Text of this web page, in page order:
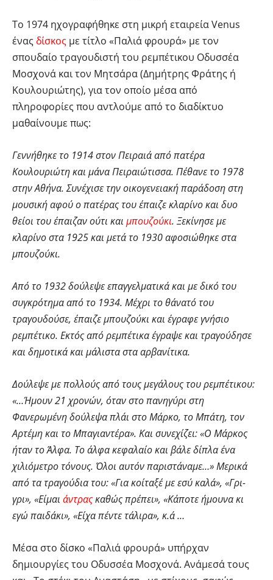
Το 1974 ηχογραφήθηκε στη μικρή εταιρεία Venus
ένας δίσκος με τίτλο «Παλιά φρουρά» με τον
σπουδαίο τραγουδιστή του ρεμπέτικου Οδυσσέα
Μοσχονά και τον Μητσάρα (Δημήτρης Φράτης ή
Κουλουριώτης), για τον οποίο μέσα από
πληροφορίες που αντλούμε από το διαδίκτυο
μαθαίνουμε πως:
Γεννήθηκε το 1914 στον Πειραιά από πατέρα
Κουλουριώτη και μάνα Πειραιώτισσα. Πέθανε το 1978
στην Αθήνα. Συνέχισε την οικογενειακή παράδοση στη
μουσική αφού ο πατέρας του έπαιζε κλαρίνο και δυο
θείοι του έπαιζαν ούτι και μπουζούκι. Ξεκίνησε με
κλαρίνο στα 1925 και μετά το 1930 αφοσιώθηκε στα
μπουζούκι.
Από το 1932 δούλεψε επαγγελματικά και με δικό του
συγκρότημα από το 1934. Μέχρι το θάνατό του
τραγουδούσε, έπαιζε μπουζούκι και έγραφε γνήσιο
ρεμπέτικο. Εκτός από ρεμπέτικα έγραψε και τραγούδησε
και δημοτικά και μάλιστα στα αρβανίτικα.
Δούλεψε με πολλούς από τους μεγάλους του ρεμπέτικου:
«…Ήμουν 21 χρονών, όταν στο πανηγύρι στη
Φανερωμένη δούλεψα πλάι στο Μάρκο, το Μπάτη, τον
Αρτέμη και το Μπαγιαντέρα». Και συνεχίζει: «Ο Μάρκος
ήταν το Άλφα. Το άλφα κεφαλαίο και βάλε δίπλα ένα
χιλιόμετρο τόνους. Όλοι αυτόν παριστάναμε…» Μερικά
από τα τραγούδια του: «Για κοίταξέ με εσύ καλά», «Γρι-
γρι», «Είμαι άντραςκαθώς πρέπει», «Κάποτε ήμουνα κι
εγώ παιδάκι», «Είχα πέντε τάλιρα», κ.ά …
Μέσα στο δίσκο «Παλιά φρουρά» υπήρχαν
δημιουργίες του Οδυσσέα Μοσχονά. Ανάμεσά τους